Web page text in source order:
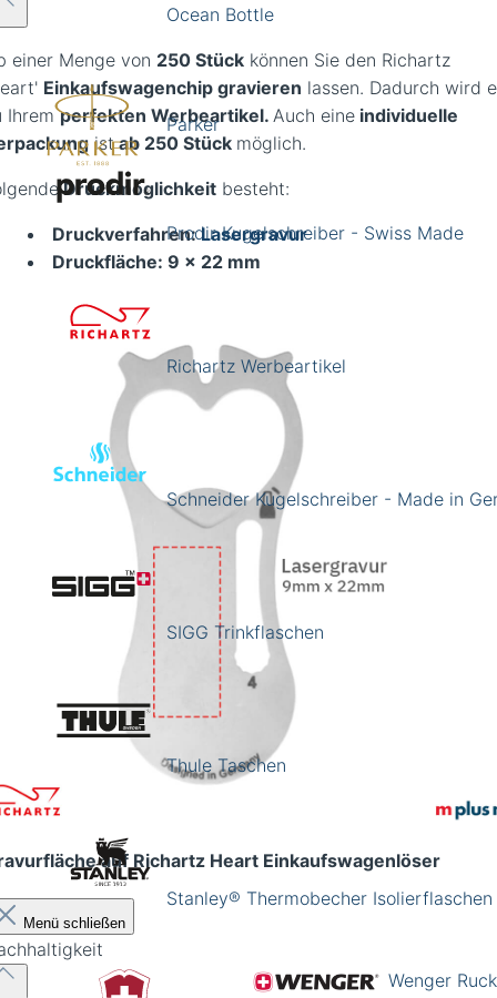
Ocean Bottle
Parker
Prodir Kugelschreiber - Swiss Made
Richartz Werbeartikel
Schneider Kugelschreiber - Made in
SIGG Trinkflaschen
Thule Taschen
Stanley® Thermobecher Isolierflaschen
Wenger
einer Menge von 250 Stück können Sie den Richartz
Einkaufswagenchip gravieren lassen. Dadurch wird
Ihremperfekten Werbeartikel. Auch eine individuelle
istab 250 Stück möglich.
Druckmöglichkeit besteht:
Druckverfahren:Lasergravur
Druckfläche: 9 x 22 mm
auf Richartz Heart Einkaufswagenlöser
Menü schließen